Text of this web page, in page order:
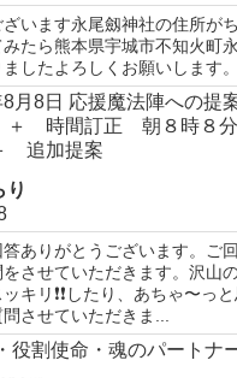
います永尾劔神社の住所が
たら熊本県宇城市不知火町
したよろしくお願いします。
月8日 応援魔法陣への提
＋ 時間訂正 朝８時８分
追加提案
り
ありがとうございます。ご
させていただきます。沢山
キリ❗️❗️したり、あちゃ〜っ
させていただきま...
役割使命・魂のパートナ